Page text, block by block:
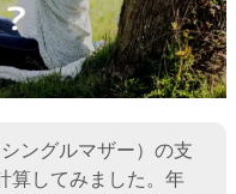
ングルマザー）の支
算してみました。年